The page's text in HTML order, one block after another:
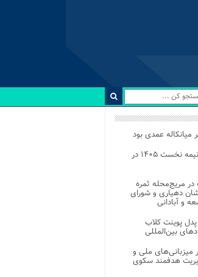
رویدادهای شاخص هنری در نیمه نخست ۱۴۰۵ در
در مریج‌محله ثمره
دهیاری و شورای
و آبادانی
پوینت کلاب
بین‌المللی
میزبانی‌های ملی و
هدفمند سکوی